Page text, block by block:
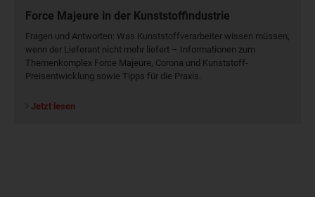
Force Majeure in der Kunststoffindustrie
Fragen und Antworten: Was Kunst­stoff­verarbeiter wissen müssen,
wenn der Lieferant nicht mehr liefert – Informationen zum
Themenkomplex Force Majeure, Corona und Kunststoff-
Preisentwicklung sowie Tipps für die Praxis.
Jetzt lesen